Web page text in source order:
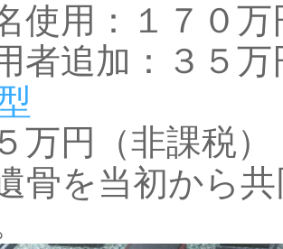
使用：１７０
者追加：３５
万円（非課税）
骨を当初から